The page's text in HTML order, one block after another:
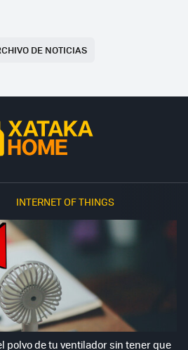
DE NOTICIAS
INTERNET OF THINGS
polvo de tu ventilador sin tener que